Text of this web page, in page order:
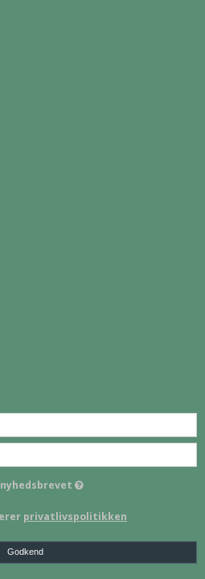
privatlivspolitikken
Godkend